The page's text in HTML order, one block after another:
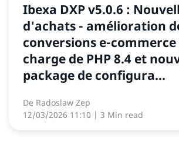
Ibexa DXP v5.0.6 :
d'achats - amélioration
conversions e-commerce
charge de PHP 8.4 et
package de configura...
De Radoslaw Zep
12/03/2026 11:10 | 3 Min read